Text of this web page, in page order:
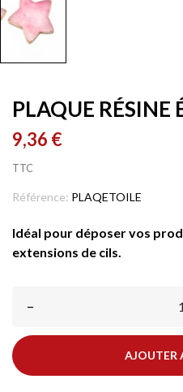
PLAQUE RÉSINE
9,36 €
TTC
Référence: PLAQETOILE
Idéal pour déposer vos
extensions de cils.
–
AJOUTER